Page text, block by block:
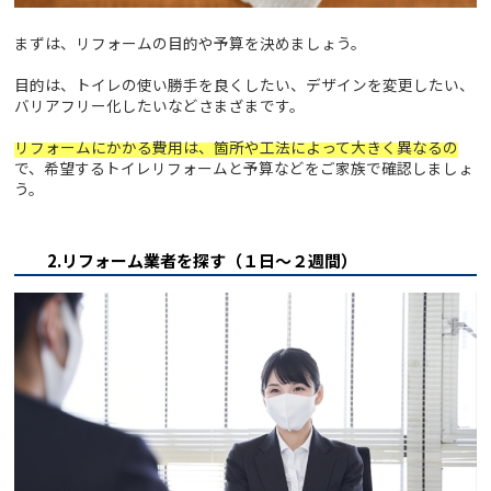
まずは、リフォームの目的や予算を決めましょう。
目的は、トイレの使い勝手を良くしたい、デザインを変更したい、
バリアフリー化したいなどさまざまです。
リフォームにかかる費用は、箇所や工法によって大きく異なるの
で、希望するトイレリフォームと予算などをご家族で確認しましょ
う。
2.リフォーム業者を探す（１日～２週間）